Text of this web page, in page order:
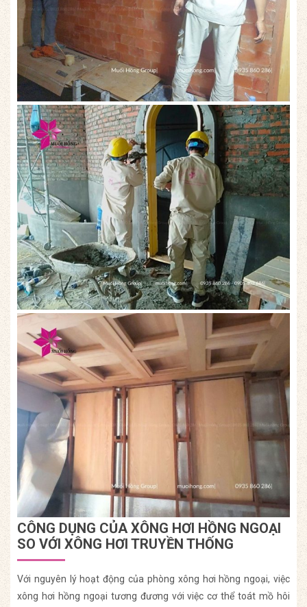
CÔNG DỤNG CỦA XÔNG HƠI HỒNG NGOẠI
SO VỚI XÔNG HƠI TRUYỀN THỐNG
Với nguyên lý hoạt động của phòng xông hơi hồng ngoại, việc
xông hơi hồng ngoại tương đương với việc cơ thể toát mồ hôi